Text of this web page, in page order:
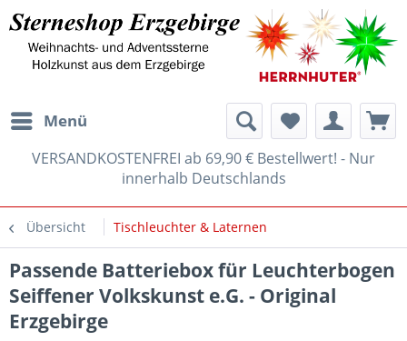
Menü
VERSANDKOSTENFREI ab 69,90 € Bestellwert! - Nur
innerhalb Deutschlands
Übersicht Tischleuchter & Laternen
Passende Batteriebox für Leuchterbogen
Seiffener Volkskunst e.G. - Original
Erzgebirge